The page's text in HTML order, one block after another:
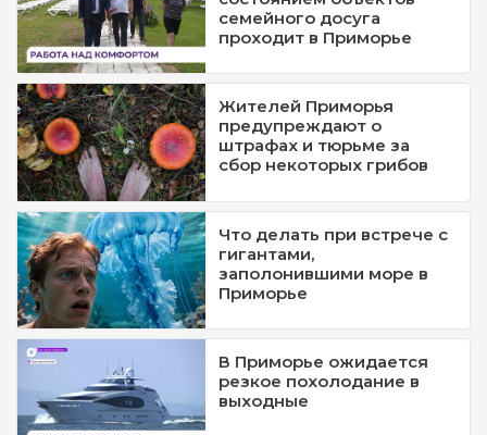
семейного досуга
проходит в Приморье
Жителей Приморья
предупреждают о
штрафах и тюрьме за
сбор некоторых грибов
Что делать при встрече с
гигантами,
заполонившими море в
Приморье
В Приморье ожидается
резкое похолодание в
выходные